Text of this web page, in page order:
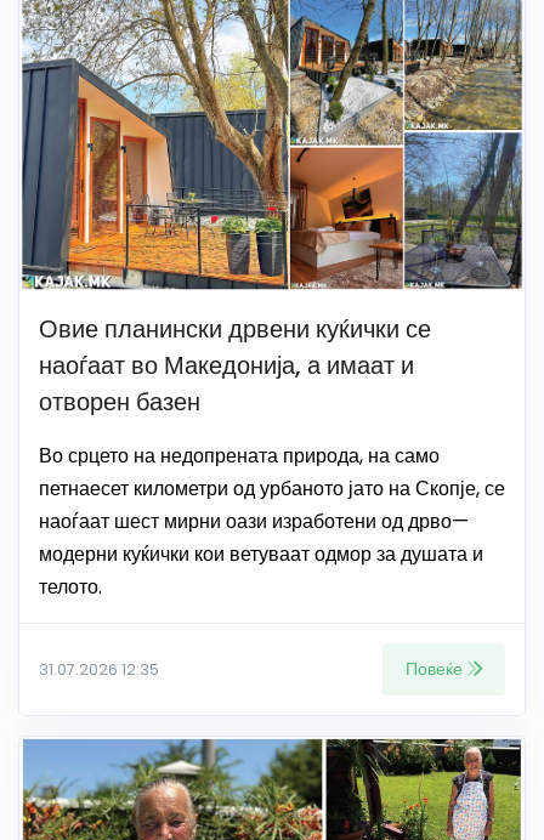
Овие планински дрвени куќички се
наоѓаат во Македонија, а имаат и
отворен базен
Во срцето на недопрената природа, на само
петнаесет километри од урбаното јато на Скопје, се
наоѓаат шест мирни оази изработени од дрво—
модерни куќички кои ветуваат одмор за душата и
телото.
31.07.2026 12:35 Повеќе